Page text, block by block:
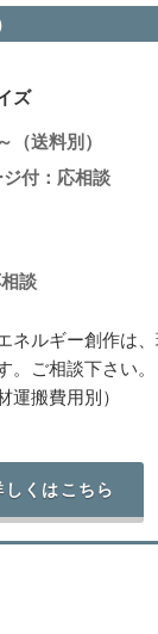
ズ
送料別）
付：応相談
談
ネルギー創作は
。ご相談下さい。
運搬費用別）
しくはこちら